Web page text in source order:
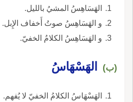
الهَسَاهِسُ المشيُ بالليل.
و الهَسَاهِسُ صوتُ أَخفاف الإِبل.
و الهَسَاهِسُ الكلامُ الخفيّ.
(ب) الهَسْهَاسُ
الهَسْهَاسُ الكلامُ الخفيّ لا يُفهم.